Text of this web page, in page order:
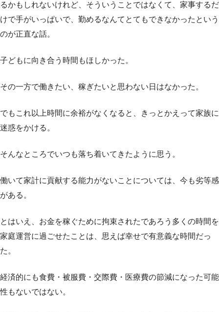
るかもしれないけれど、そういうことではなくて、家事するだ
けで手がいっぱいで、勤めるなんてとてもできなかったという
のが正直な話。
子どもに向き合う時間もほしかった。
その一方で働きたい、稼ぎたいと思わない日はなかった。
でもこれ以上時間に余裕がなくなると、きっとかえって家族に
迷惑をかける。
そんなところでいつも落ち着いてきたように思う。
働いて家計に貢献する能力がないことについては、今も劣等感
がある。
とはいえ、お金を稼ぐために拘束されたであろう多くの時間を
家庭運営に過ごせたことは、思えば幸せで有意義な時間だっ
た。
経済的にも食費・被服費・交際費・医療費の節減になった可能
性もないではない。